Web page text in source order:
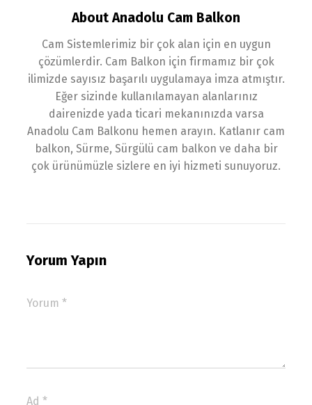
About Anadolu Cam Balkon
Cam Sistemlerimiz bir çok alan için en uygun
çözümlerdir. Cam Balkon için firmamız bir çok
ilimizde sayısız başarılı uygulamaya imza atmıştır.
Eğer sizinde kullanılamayan alanlarınız
dairenizde yada ticari mekanınızda varsa
Anadolu Cam Balkonu hemen arayın. Katlanır cam
balkon, Sürme, Sürgülü cam balkon ve daha bir
çok ürünümüzle sizlere en iyi hizmeti sunuyoruz.
Yorum Yapın